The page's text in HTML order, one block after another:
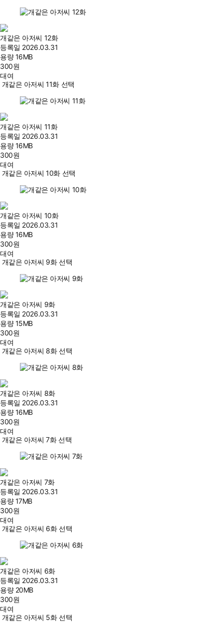
개같은 아저씨 12화
등록일 2026.03.31
용량16MB
300원
대여
개같은 아저씨 11화 선택
개같은 아저씨 11화
등록일 2026.03.31
용량16MB
300원
대여
개같은 아저씨 10화 선택
개같은 아저씨 10화
등록일 2026.03.31
용량16MB
300원
대여
개같은 아저씨 9화 선택
개같은 아저씨 9화
등록일 2026.03.31
용량15MB
300원
대여
개같은 아저씨 8화 선택
개같은 아저씨 8화
등록일 2026.03.31
용량16MB
300원
대여
개같은 아저씨 7화 선택
개같은 아저씨 7화
등록일 2026.03.31
용량17MB
300원
대여
개같은 아저씨 6화 선택
개같은 아저씨 6화
등록일 2026.03.31
용량 20MB
300원
대여
개같은 아저씨 5화 선택